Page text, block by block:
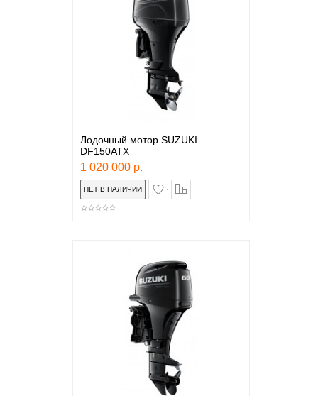
Лодочный мотор SUZUKI
DF150ATX
1 020 000 р.
в закладки